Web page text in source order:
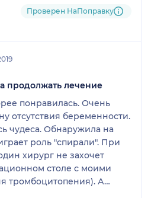
в октябре этого же
во все инстанции - от
ПРИ КАКИХ
к врачам этой
этому доктору, очень
грубый и нетактичный, (
деликатной области как
доктор, очень
раскручиваете пациента
Проверен НаПоправку
продолжать лечение
понравилась. Очень
отсутствия беременности.
чудеса. Обнаружила на
роль "спирали". При
хирург не захочет
столе с моими
тромбоцитопения). А